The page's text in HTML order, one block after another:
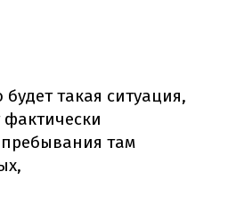
такая ситуация,
фактически
там